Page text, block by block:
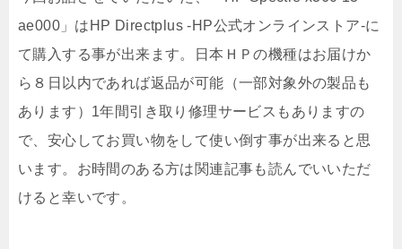
ae000」はHP Directplus -HP公式オンラインストア-に
て購入する事が出来ます。日本ＨＰの機種はお届けか
ら８日以内であれば返品が可能（一部対象外の製品も
あります）1年間引き取り修理サービスもありますの
で、安心してお買い物をして使い倒す事が出来ると思
います。お時間のある方は関連記事も読んでいいただ
けると幸いです。